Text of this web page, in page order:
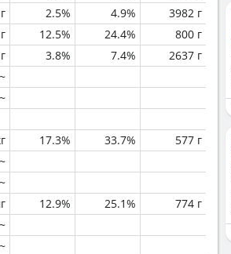
2.5% 4.9%
3982 г
12.5% 24.4%
800 г
3.8% 7.4%
2637 г
~
~
17.3% 33.7%
577 г
~
~
12.9% 25.1%
774 г
~
~